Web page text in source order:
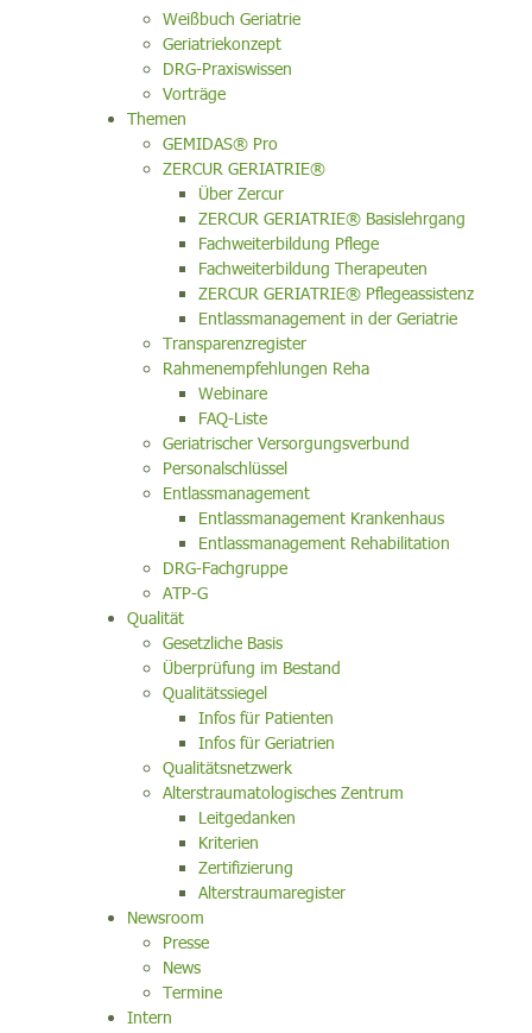
Weißbuch Geriatrie
Geriatriekonzept
DRG-Praxiswissen
Vorträge
Themen
GEMIDAS® Pro
ZERCUR GERIATRIE®
Über Zercur
ZERCUR GERIATRIE® Basislehrgang
Fachweiterbildung Pflege
Fachweiterbildung Therapeuten
ZERCUR GERIATRIE® Pflegeassistenz
Entlassmanagement in der Geriatrie
Transparenzregister
Rahmenempfehlungen Reha
Webinare
FAQ-Liste
Geriatrischer Versorgungsverbund
Personalschlüssel
Entlassmanagement
Entlassmanagement Krankenhaus
Entlassmanagement Rehabilitation
DRG-Fachgruppe
ATP-G
Qualität
Gesetzliche Basis
Überprüfung im Bestand
Qualitätssiegel
Infos für Patienten
Infos für Geriatrien
Qualitätsnetzwerk
Alterstraumatologisches Zentrum
Leitgedanken
Kriterien
Zertifizierung
Alterstraumaregister
Newsroom
Presse
News
Termine
Intern